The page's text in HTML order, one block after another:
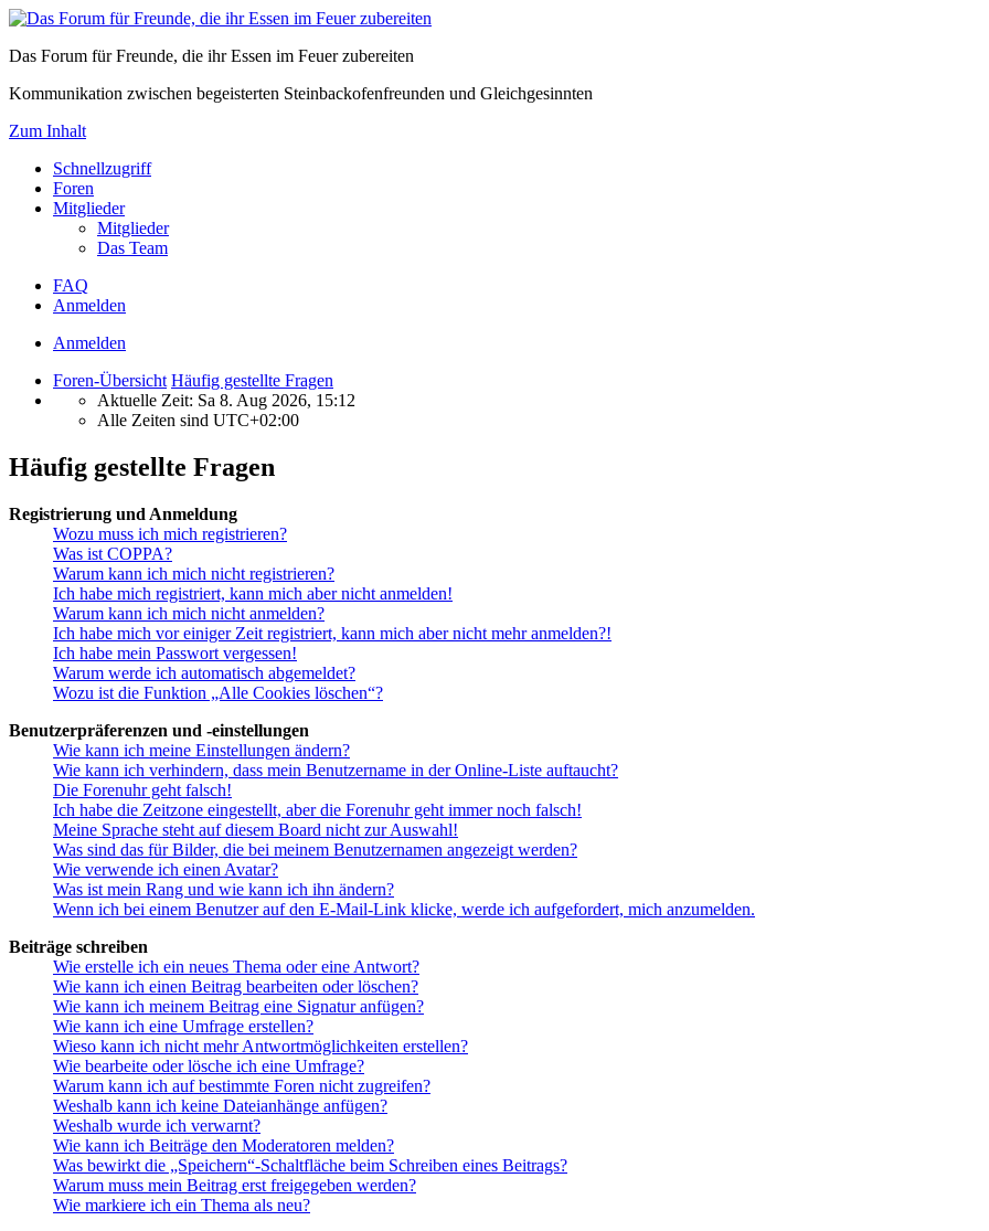
Das Forum für Freunde, die ihr Essen im Feuer zubereiten
Kommunikation zwischen begeisterten Steinbackofenfreunden und Gleichgesinnten
Zum Inhalt
Schnellzugriff
Foren
Mitglieder
Mitglieder
Das Team
FAQ
Anmelden
Anmelden
Foren-Übersicht Häufig gestellte Fragen
Aktuelle Zeit: Sa 8. Aug 2026, 15:12
Alle Zeiten sind UTC+02:00
Häufig gestellte Fragen
Registrierung und Anmeldung
Wozu muss ich mich registrieren?
Was ist COPPA?
Warum kann ich mich nicht registrieren?
Ich habe mich registriert, kann mich aber nicht anmelden!
Warum kann ich mich nicht anmelden?
Ich habe mich vor einiger Zeit registriert, kann mich aber nicht mehr anmelden?!
Ich habe mein Passwort vergessen!
Warum werde ich automatisch abgemeldet?
Wozu ist die Funktion „Alle Cookies löschen“?
Benutzerpräferenzen und -einstellungen
Wie kann ich meine Einstellungen ändern?
Wie kann ich verhindern, dass mein Benutzername in der Online-Liste auftaucht?
Die Forenuhr geht falsch!
Ich habe die Zeitzone eingestellt, aber die Forenuhr geht immer noch falsch!
Meine Sprache steht auf diesem Board nicht zur Auswahl!
Was sind das für Bilder, die bei meinem Benutzernamen angezeigt werden?
Wie verwende ich einen Avatar?
Was ist mein Rang und wie kann ich ihn ändern?
Wenn ich bei einem Benutzer auf den E-Mail-Link klicke, werde ich aufgefordert, mich anzumelden.
Beiträge schreiben
Wie erstelle ich ein neues Thema oder eine Antwort?
Wie kann ich einen Beitrag bearbeiten oder löschen?
Wie kann ich meinem Beitrag eine Signatur anfügen?
Wie kann ich eine Umfrage erstellen?
Wieso kann ich nicht mehr Antwortmöglichkeiten erstellen?
Wie bearbeite oder lösche ich eine Umfrage?
Warum kann ich auf bestimmte Foren nicht zugreifen?
Weshalb kann ich keine Dateianhänge anfügen?
Weshalb wurde ich verwarnt?
Wie kann ich Beiträge den Moderatoren melden?
Was bewirkt die „Speichern“-Schaltfläche beim Schreiben eines Beitrags?
Warum muss mein Beitrag erst freigegeben werden?
Wie markiere ich ein Thema als neu?